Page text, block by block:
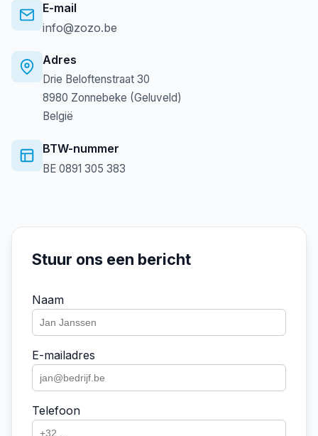
E-mail
info@zozo.be
Adres
Drie Beloftenstraat 30
8980 Zonnebeke (Geluveld)
België
BTW-nummer
BE 0891 305 383
Stuur ons een bericht
Naam
E-mailadres
Telefoon